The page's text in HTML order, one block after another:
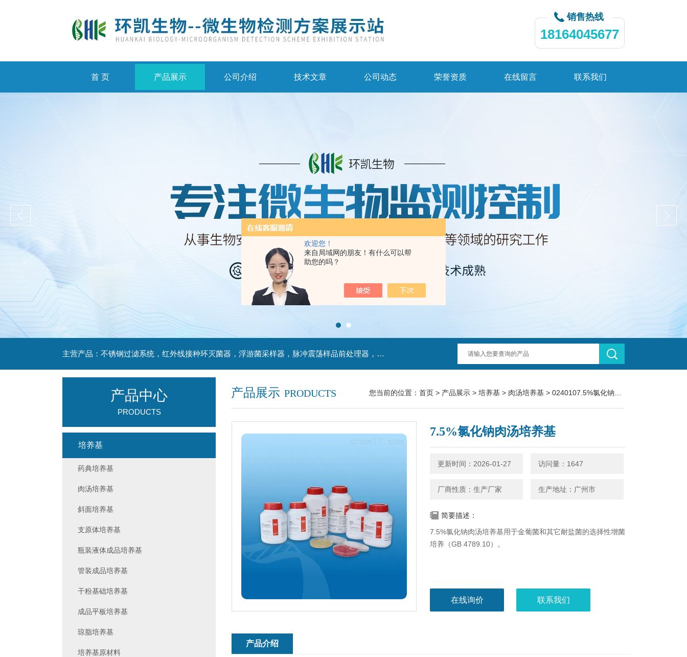
欢迎您！
来自局域网的朋友！有什么可以帮
助您的吗？
销售热线
18164045677
首 页 产品展示 公司介绍 技术文章 公司动态 荣誉资质 在线留言 联系我们
主营产品：不锈钢过滤系统，红外线接种环灭菌器，浮游菌采样器，脉冲震荡样品前处理器，数字化智能电热鼓风干燥箱，数字化智能电热恒温培养箱，实验室设备及环境温湿度监测系统，洁净工作台等实验设仪器设备。
产品展示 PRODUCTS 您当前的位置： 首页 > 产品展示 > 培养基 > 肉汤培养基 > 0240107.5%氯化钠肉汤培养基
7.5%氯化钠肉汤培养基
更新时间：2026-01-27 访问量：1647
厂商性质：生产厂家 生产地址：广州市
简要描述：
7.5%氯化钠肉汤培养基用于金葡菌和其它耐盐菌的选择性增菌
培养（GB 4789.10）。
在线询价 联系我们
产品介绍
产品中心
PRODUCTS
培养基
药典培养基
肉汤培养基
斜面培养基
支原体培养基
瓶装液体成品培养基
管装成品培养基
干粉基础培养基
成品平板培养基
琼脂培养基
培养基原材料